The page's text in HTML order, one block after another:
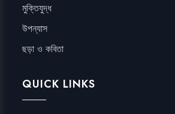
মুক্তিযুদ্ধ
উপন্যাস
ছড়া ও কবিতা
QUICK LINKS